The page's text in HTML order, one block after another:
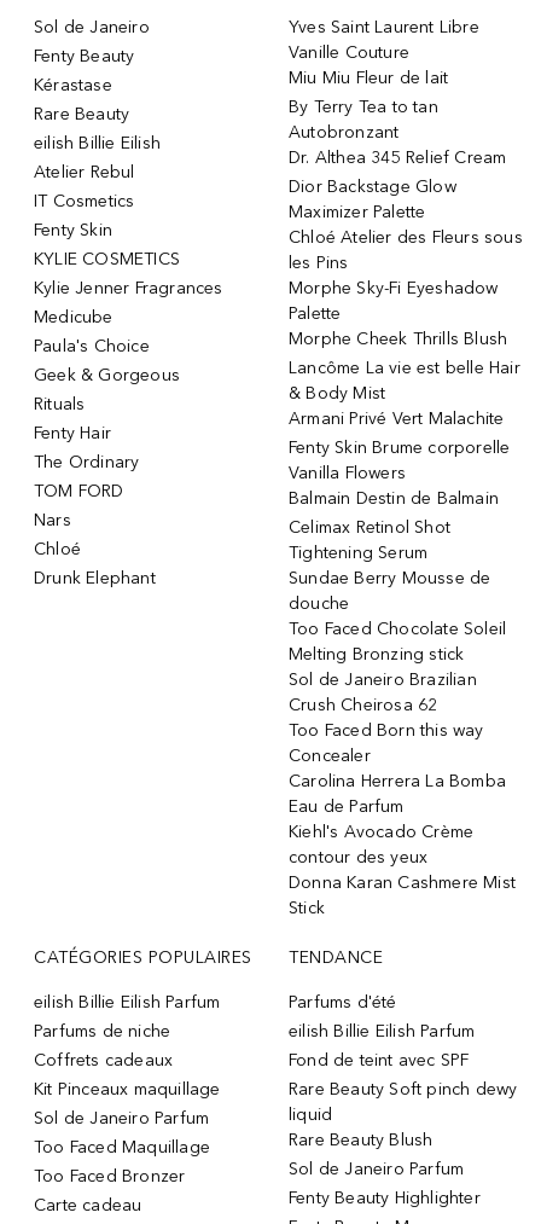
Sol de Janeiro
Fenty Beauty
Kérastase
Rare Beauty
eilish Billie Eilish
Atelier Rebul
IT Cosmetics
Fenty Skin
KYLIE COSMETICS
Kylie Jenner Fragrances
Medicube
Paula's Choice
Geek & Gorgeous
Rituals
Fenty Hair
The Ordinary
TOM FORD
Nars
Chloé
Drunk Elephant
Yves Saint Laurent Libre
Vanille Couture
Miu Miu Fleur de lait
By Terry Tea to tan
Autobronzant
Dr. Althea 345 Relief Cream
Dior Backstage Glow
Maximizer Palette
Chloé Atelier des Fleurs sous
les Pins
Morphe Sky-Fi Eyeshadow
Palette
Morphe Cheek Thrills Blush
Lancôme La vie est belle Hair
& Body Mist
Armani Privé Vert Malachite
Fenty Skin Brume corporelle
Vanilla Flowers
Balmain Destin de Balmain
Celimax Retinol Shot
Tightening Serum
Sundae Berry Mousse de
douche
Too Faced Chocolate Soleil
Melting Bronzing stick
Sol de Janeiro Brazilian
Crush Cheirosa 62
Too Faced Born this way
Concealer
Carolina Herrera La Bomba
Eau de Parfum
Kiehl's Avocado Crème
contour des yeux
Donna Karan Cashmere Mist
Stick
CATÉGORIES POPULAIRES
eilish Billie Eilish Parfum
Parfums de niche
Coffrets cadeaux
Kit Pinceaux maquillage
Sol de Janeiro Parfum
Too Faced Maquillage
Too Faced Bronzer
Carte cadeau
TENDANCE
Parfums d'été
eilish Billie Eilish Parfum
Fond de teint avec SPF
Rare Beauty Soft pinch dewy
liquid
Rare Beauty Blush
Sol de Janeiro Parfum
Fenty Beauty Highlighter